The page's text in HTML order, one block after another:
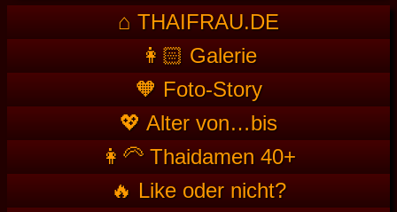
⌂ THAIFRAU.DE
👩🏻 Galerie
🧡 Foto-Story
💖 Alter von…bis
👩‍🦳 Thaidamen 40+
🔥 Like oder nicht?